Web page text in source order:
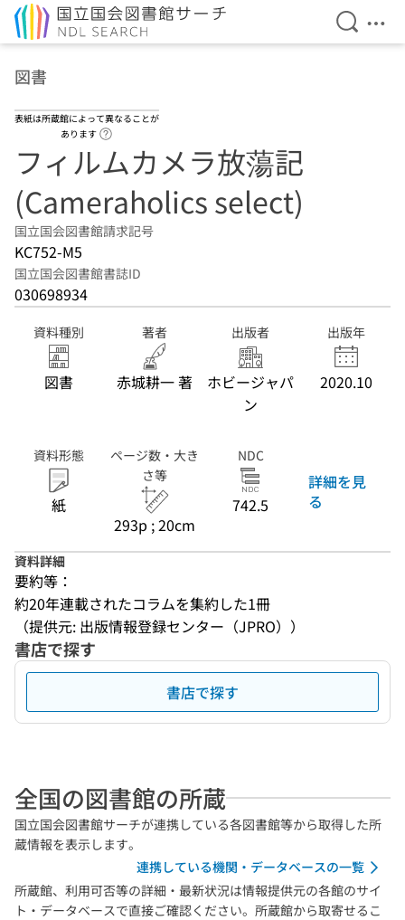
検索を
メ
図書
表紙は所蔵館によって異なることが
あります
フィルムカメラ放蕩記
(Cameraholics select)
国立国会図書館請求記号
KC752-M5
国立国会図書館書誌ID
030698934
資料種別
図書
著者
赤城耕一 著
出版者
ホビージャパ
ン
出版年
2020.10
資料形態
紙
ページ数・大き
さ等
293p ; 20cm
NDC
742.5
詳細を見
る
資料詳細
要約等：
約20年連載されたコラムを集約した1冊
（提供元: 出版情報登録センター（JPRO））
書店で探す
書店で探す
全国の図書館の所蔵
国立国会図書館サーチが連携している各図書館等から取得した所
蔵情報を表示します。
連携している機関・データベースの一覧
所蔵館、利用可否等の詳細・最新状況は情報提供元の各館のサイ
ト・データベースで直接ご確認ください。所蔵館から取寄せるこ